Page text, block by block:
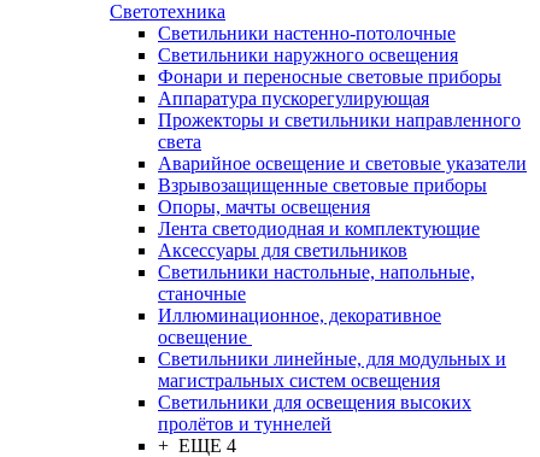
Светотехника
Светильники настенно-потолочные
Светильники наружного освещения
Фонари и переносные световые приборы
Аппаратура пускорегулирующая
Прожекторы и светильники направленного
света
Аварийное освещение и световые указатели
Взрывозащищенные световые приборы
Опоры, мачты освещения
Лента светодиодная и комплектующие
Аксессуары для светильников
Светильники настольные, напольные,
станочные
Иллюминационное, декоративное
освещение
Светильники линейные, для модульных и
магистральных систем освещения
Светильники для освещения высоких
пролётов и туннелей
+ ЕЩЕ 4